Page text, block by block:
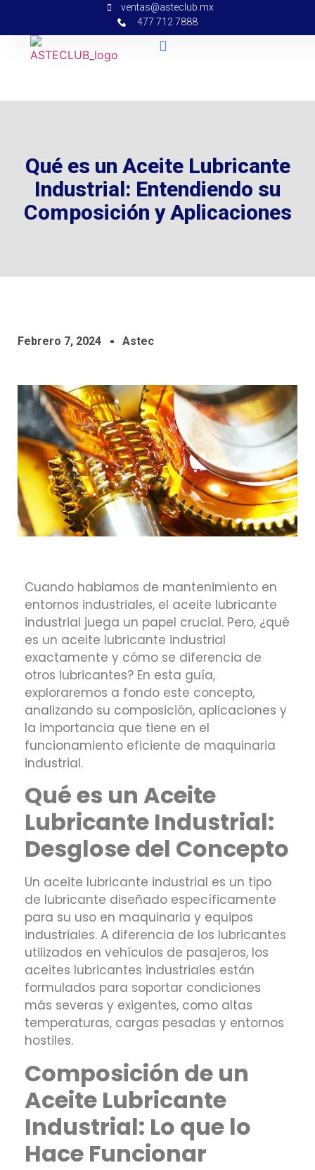
ventas@asteclub.mx
477 712 7888
Qué es un Aceite Lubricante
Industrial: Entendiendo su
Composición y Aplicaciones
Febrero 7, 2024 Astec
Cuando hablamos de mantenimiento en
entornos industriales, el aceite lubricante
industrial juega un papel crucial. Pero, ¿qué
es un aceite lubricante industrial
exactamente y cómo se diferencia de
otros lubricantes? En esta guía,
exploraremos a fondo este concepto,
analizando su composición, aplicaciones y
la importancia que tiene en el
funcionamiento eficiente de maquinaria
industrial.
Qué es un Aceite
Lubricante Industrial:
Desglose del Concepto
Un aceite lubricante industrial es un tipo
de lubricante diseñado específicamente
para su uso en maquinaria y equipos
industriales. A diferencia de los lubricantes
utilizados en vehículos de pasajeros, los
aceites lubricantes industriales están
formulados para soportar condiciones
más severas y exigentes, como altas
temperaturas, cargas pesadas y entornos
hostiles.
Composición de un
Aceite Lubricante
Industrial: Lo que lo
Hace Funcionar